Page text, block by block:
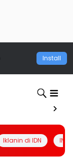
Install
Iklanin di IDN